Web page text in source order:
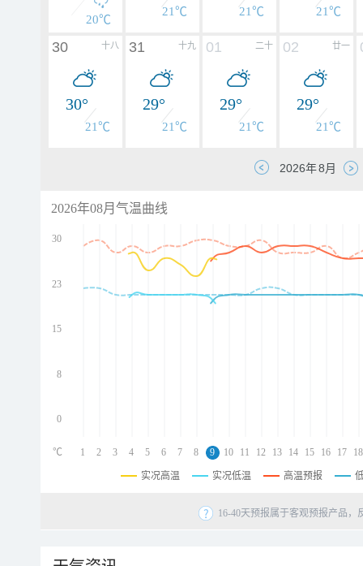
20℃
21℃ 21℃ 21℃
十八
30
30°
21℃
十九
31
29°
21℃
二十
01
29°
21℃
廿一
02
29°
21℃
2026年08月气温曲线
30
23
15
8
0
1 2 3 4 5 6 7 8 9 10 11 12 13 14 15 16 17 18
℃
实况高温 实况低温 高温预报
16-40天预报属于客观预报产品